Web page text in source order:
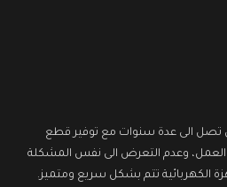
تصل الى عدة سنوات مع توفير قطع
العمل، وعدم التعرض الى نفس المشكلة
الكهربائية تتم بشكل سريع ومتميز.